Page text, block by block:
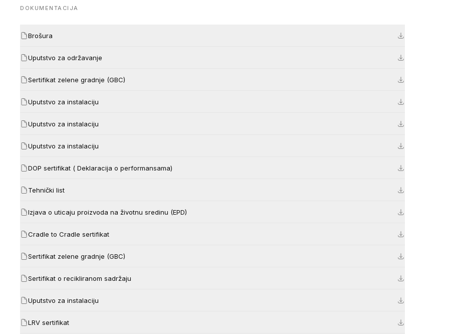
DOKUMENTACIJA
Brošura
Uputstvo za održavanje
Sertifikat zelene gradnje (GBC)
Uputstvo za instalaciju
Uputstvo za instalaciju
Uputstvo za instalaciju
DOP sertifikat ( Deklaracija o performansama)
Tehnički list
Izjava o uticaju proizvoda na životnu sredinu (EPD)
Cradle to Cradle sertifikat
Sertifikat zelene gradnje (GBC)
Sertifikat o recikliranom sadržaju
Uputstvo za instalaciju
LRV sertifikat